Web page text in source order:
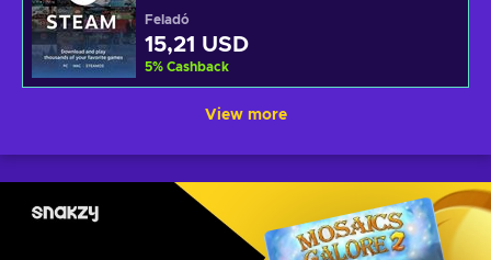
Feladó
15,21 USD
5% Cashback
View more